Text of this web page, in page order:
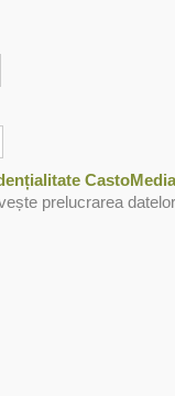
prelucrarea